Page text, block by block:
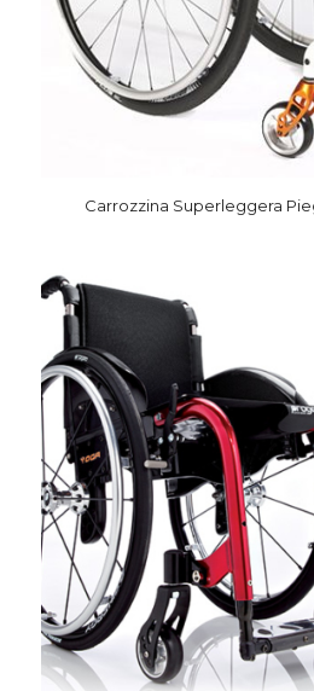
Carrozzina Superleggera